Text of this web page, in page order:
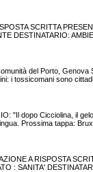
SCRITTA
DESTINATARIO:
del Porto,
i tossicomani sono
"Il dopo Cicciolina, il
Prossima tappa:
A RISPOSTA
: SANITA'